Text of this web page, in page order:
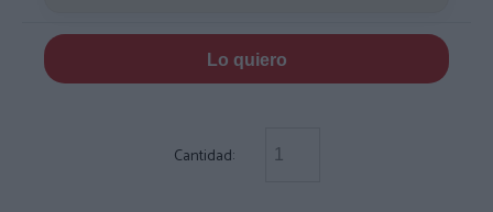
Lo quiero
Cantidad: